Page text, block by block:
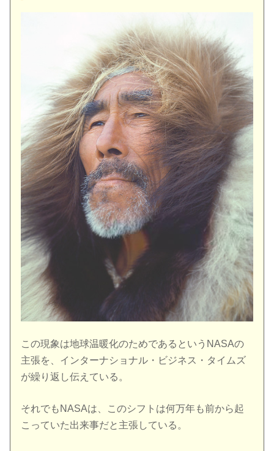
この現象は地球温暖化のためであるというNASAの
主張を、インターナショナル・ビジネス・タイムズ
が繰り返し伝えている。
それでもNASAは、このシフトは何万年も前から起
こっていた出来事だと主張している。